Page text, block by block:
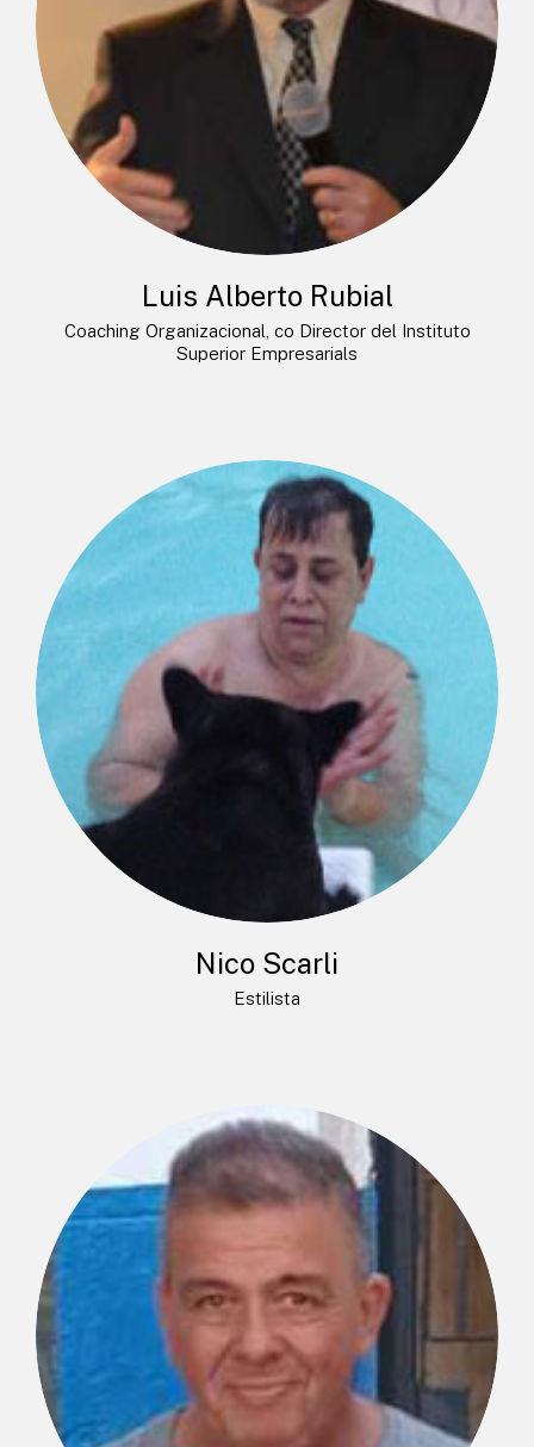
Luis Alberto Rubial
Coaching Organizacional, co Director del Instituto
Superior Empresarials
Nico Scarli
Estilista